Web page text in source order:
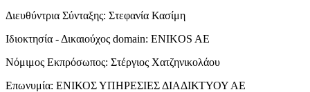
Διευθύντρια Σύνταξης: Στεφανία Κασίμη
Ιδιοκτησία - Δικαιούχος domain: ENIKOS AE
Νόμιμος Εκπρόσωπος: Στέργιος Χατζηνικολάου
Επωνυμία: ΕΝΙΚΟΣ ΥΠΗΡΕΣΙΕΣ ΔΙΑΔΙΚΤΥΟΥ ΑΕ